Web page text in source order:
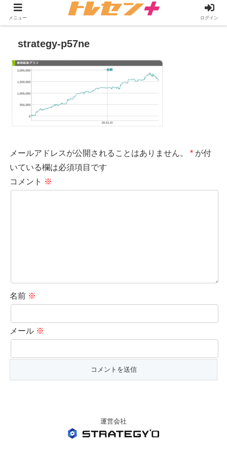
strategy-p57ne
メールアドレスが公開されることはありません。 * が付
いている欄は必須項目です
コメント ※
名前 ※
メール ※
運営会社
メニュー ログイン